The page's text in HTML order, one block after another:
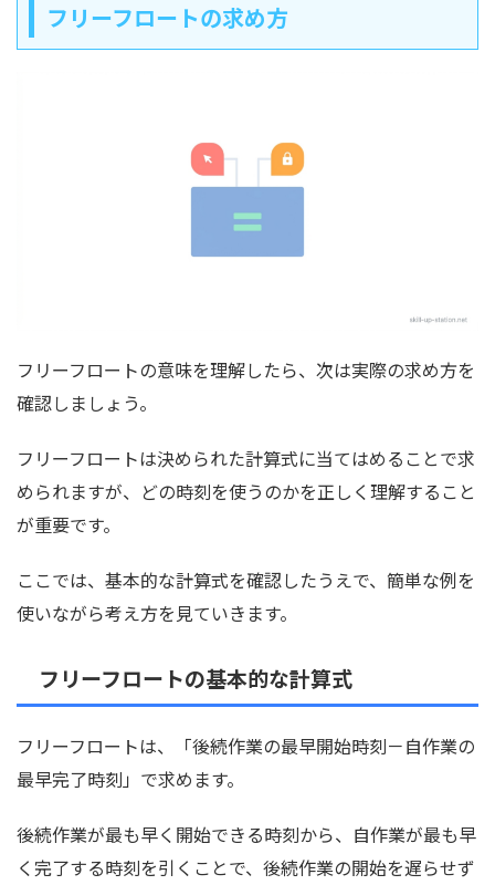
フリーフロートの求め方
フリーフロートの意味を理解したら、次は実際の求め方を
確認しましょう。
フリーフロートは決められた計算式に当てはめることで求
められますが、どの時刻を使うのかを正しく理解すること
が重要です。
ここでは、基本的な計算式を確認したうえで、簡単な例を
使いながら考え方を見ていきます。
フリーフロートの基本的な計算式
フリーフロートは、「後続作業の最早開始時刻－自作業の
最早完了時刻」で求めます。
後続作業が最も早く開始できる時刻から、自作業が最も早
く完了する時刻を引くことで、後続作業の開始を遅らせず